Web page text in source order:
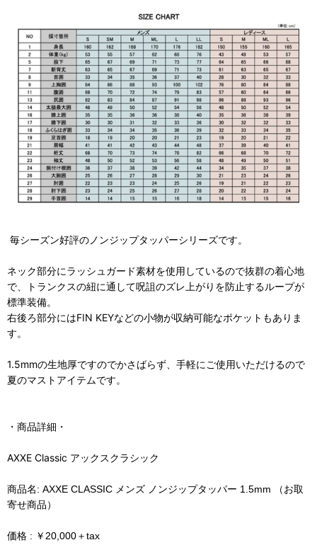
毎シーズン好評のノンジップタッパーシリーズです。
ネック部分にラッシュガード素材を使用しているので抜群の着心地
で、トランクスの紐に通して呪詛のズレ上がりを防止するループが
標準装備。
右後ろ部分にはFIN KEYなどの小物が収納可能なポケットもありま
す。
1.5mmの生地厚ですのでかさばらず、手軽にご使用いただけるので
夏のマストアイテムです。
・商品詳細・
AXXE Classic アックスクラシック
商品名: AXXE CLASSIC メンズ ノンジップタッパー 1.5mm （お取
寄せ商品）
価格 : ￥20,000＋tax